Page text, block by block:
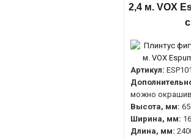
2,4 м. VOX
Артикул:
можно
Высота, мм: 65
Ширина, мм: 16
Длина, мм: